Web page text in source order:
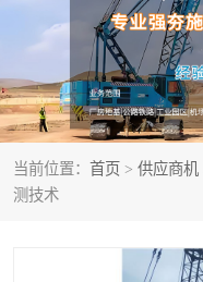
当前位置： 首页 > 供应商机
测技术
强夯施工案例
强夯施工工程
强夯队伍